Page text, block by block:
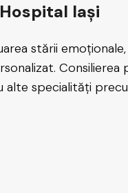
Iași
stării
specialități